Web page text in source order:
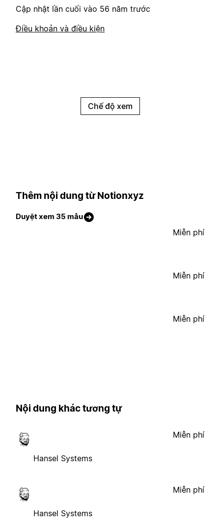
Cập nhật lần cuối vào 56 năm trước
Điều khoản và điều kiện
Chế độ xem
Thêm nội dung từ Notionxyz
Duyệt xem 35 mẫu
Miễn phí
Miễn phí
Miễn phí
Nội dung khác tương tự
Hansel Systems
Miễn phí
Hansel Systems
Miễn phí